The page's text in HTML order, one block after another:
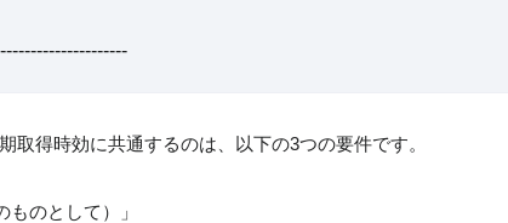
取得時効に共通するのは、以下の3つの要件です。
のとして）」